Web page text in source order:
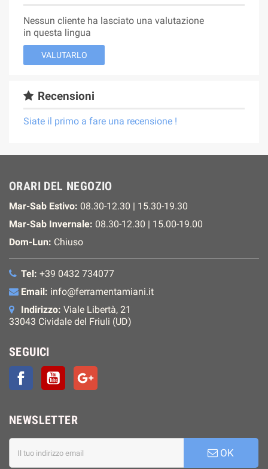
Nessun cliente ha lasciato una valutazione
in questa lingua
VALUTARLO
Recensioni
Siate il primo a fare una recensione !
ORARI DEL NEGOZIO
Mar-Sab Estivo: 08.30-12.30 | 15.30-19.30
Mar-Sab Invernale: 08.30-12.30 | 15.00-19.00
Dom-Lun: Chiuso
Tel: +39 0432 734077
Email: info@ferramentamiani.it
Indirizzo: Viale Libertà, 21
33043 Cividale del Friuli (UD)
SEGUICI
FacebookYouTube
NEWSLETTER
OK